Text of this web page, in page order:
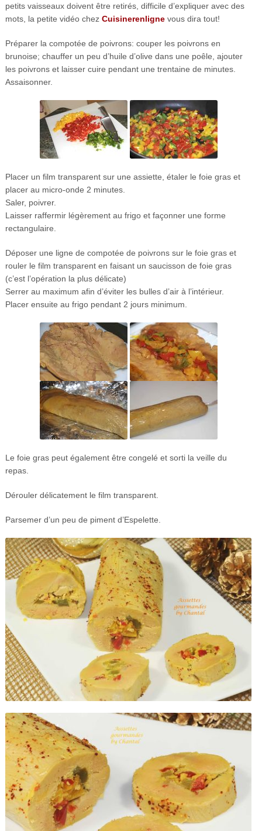
petits vaisseaux doivent être retirés, difficile d’expliquer avec des
mots, la petite vidéo chez Cuisinerenlignevous dira tout!
Préparer la compotée de poivrons: couper les poivrons en
brunoise; chauffer un peu d’huile d’olive dans une poêle, ajouter
les poivrons et laisser cuire pendant une trentaine de minutes.
Assaisonner.
Placer un film transparent sur une assiette, étaler le foie gras et
placer au micro-onde 2 minutes.
Saler, poivrer.
Laisser raffermir légèrement au frigo et façonner une forme
rectangulaire.
Déposer une ligne de compotée de poivrons sur le foie gras et
rouler le film transparent en faisant un saucisson de foie gras
(c’est l’opération la plus délicate)
Serrer au maximum afin d’éviter les bulles d’air à l’intérieur.
Placer ensuite au frigo pendant 2 jours minimum.
Le foie gras peut également être congelé et sorti la veille du
repas.
Dérouler délicatement le film transparent.
Parsemer d’un peu de piment d’Espelette.